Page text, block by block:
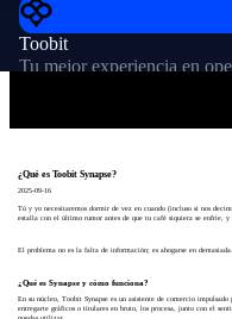
Toobit
Tu mejor experiencia en
¿Qué es Toobit Synapse?
2025-09-16
Tú y yo necesitaremos dormir de vez en cuando (incluso si nos
estalla con el último rumor antes de que tu café siquiera se enfríe, y
El problema no es la falta de información; es ahogarse en
¿Qué es Synapse y cómo funciona?
En su núcleo, Toobit Synapse es un asistente de comercio
entregarte gráficos o titulares en bruto, los procesa, junto con el